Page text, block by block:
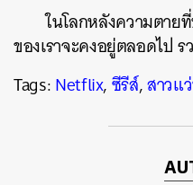
ในโลกหลังความตาย
ของเราจะคงอยู่ตลอดไป
Tags:Netflix,ซีรีส์,สาวแ